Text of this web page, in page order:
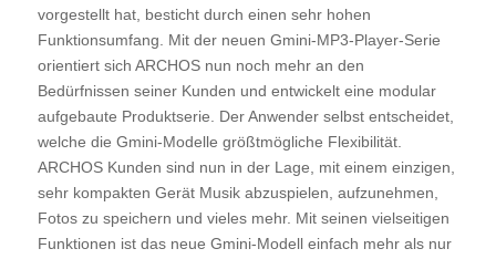
vorgestellt hat, besticht durch einen sehr hohen
Funktionsumfang. Mit der neuen Gmini-MP3-Player-Serie
orientiert sich ARCHOS nun noch mehr an den
Bedürfnissen seiner Kunden und entwickelt eine modular
aufgebaute Produktserie. Der Anwender selbst entscheidet,
welche die Gmini-Modelle größtmögliche Flexibilität.
ARCHOS Kunden sind nun in der Lage, mit einem einzigen,
sehr kompakten Gerät Musik abzuspielen, aufzunehmen,
Fotos zu speichern und vieles mehr. Mit seinen vielseitigen
Funktionen ist das neue Gmini-Modell einfach mehr als nur